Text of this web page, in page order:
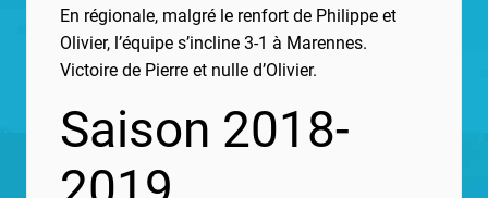
En régionale, malgré le renfort de Philippe et
Olivier, l’équipe s’incline 3-1 à Marennes.
Victoire de Pierre et nulle d’Olivier.
Saison 2018-